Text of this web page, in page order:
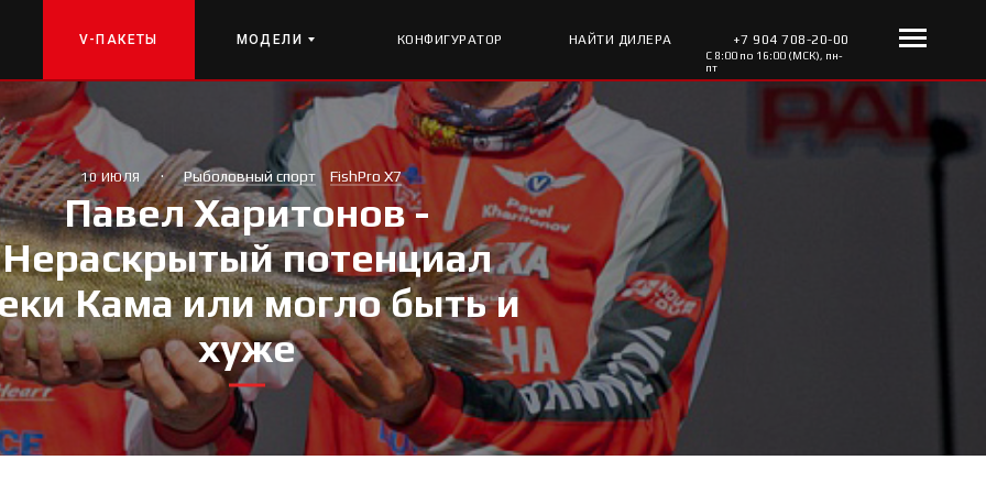
V-ПАКЕТЫ МОДЕЛИ КОНФИГУРАТОР НАЙТИ ДИЛЕРА +7 904 708-20-00
С 8:00 по 16:00 (МСК), пн-
пт
10 ИЮЛЯ · Рыболовный спорт FishPro X7
Павел Харитонов -
Нераскрытый потенциал
Кама или могло быть и
хуже